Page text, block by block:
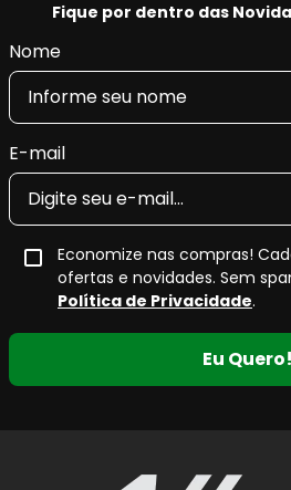
Fique por dentro das
Nome
E-mail
Economize nas compras!
ofertas e novidades. Sem
Política de Privacidade.
Eu Quero!